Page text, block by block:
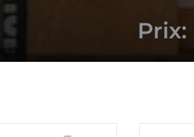
Prix: